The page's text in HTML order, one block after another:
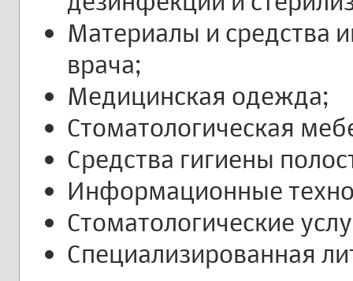
Материалы и средства
врача;
Медицинская одежда;
Стоматологическая
Средства гигиены
Информационные
Стоматологические
Специализированная